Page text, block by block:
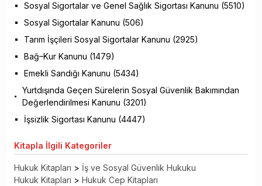
Sosyal Sigortalar ve Genel Sağlık Sigortası Kanunu (5510)
Sosyal Sigortalar Kanunu (506)
Tarım İşçileri Sosyal Sigortalar Kanunu (2925)
Bağ–Kur Kanunu (1479)
Emekli Sandığı Kanunu (5434)
Yurtdışında Geçen Sürelerin Sosyal Güvenlik Bakımından
Değerlendirilmesi Kanunu (3201)
İşsizlik Sigortası Kanunu (4447)
Kitapla İlgili Kategoriler
Hukuk Kitapları > İş ve Sosyal Güvenlik Hukuku
Hukuk Kitapları > Hukuk Cep Kitapları